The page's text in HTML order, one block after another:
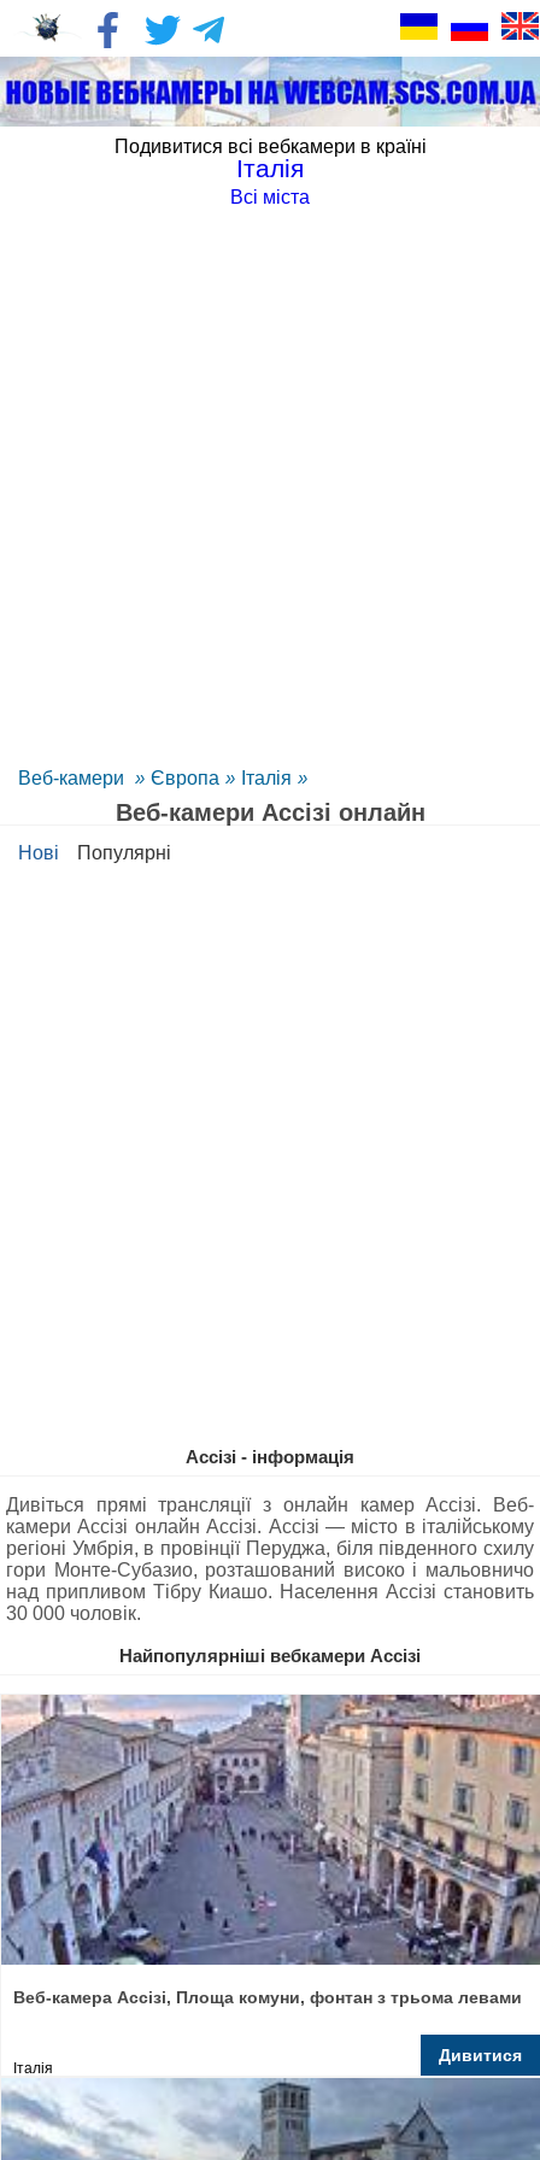
Подивитися всі вебкамери в країні
Італія
Всі міста
Веб-камери » Європа » Італія »
Веб-камери Ассізі онлайн
Нові Популярні
Ассізі - інформація
Дивіться прямі трансляції з онлайн камер Ассізі. Веб-
камери Ассізі онлайн Ассізі. Ассізі — місто в італійському
регіоні Умбрія, в провінції Перуджа, біля південного схилу
гори Монте-Субазио, розташований високо і мальовничо
над припливом Тібру Киашо. Населення Ассізі становить
30 000 чоловік.
Найпопулярніші вебкамери Ассізі
Веб-камера Ассізі, Площа комуни, фонтан з трьома левами
Італія
Дивитися